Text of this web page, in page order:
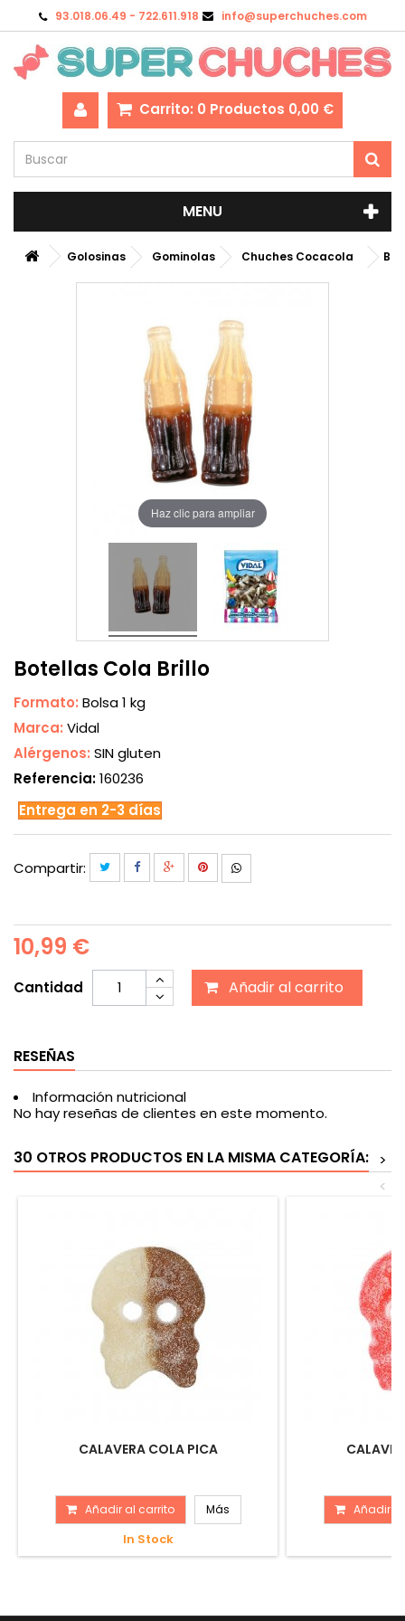
93.018.06.49 - 722.611.918 info@superchuches.com
Carrito: 0 Productos 0,00 €
MENU
Golosinas Gominolas Chuches Cocacola
Haz clic para ampliar
Botellas Cola Brillo
Formato: Bolsa 1 kg
Marca: Vidal
Alérgenos: SIN gluten
Referencia:160236
Entrega en 2-3 días
Compartir:
10,99 €
Cantidad Añadir al carrito
RESEÑAS
Información nutricional
No hay reseñas de clientes en este momento.
30 OTROS PRODUCTOS EN LA MISMA CATEGORÍA: >
<
CALAVERA COLA PICA
Añadir al carrito Más
In Stock
Añadir